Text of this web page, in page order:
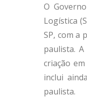
O
Logística
SP, com a
paulista.
criação
inclui
paulista.